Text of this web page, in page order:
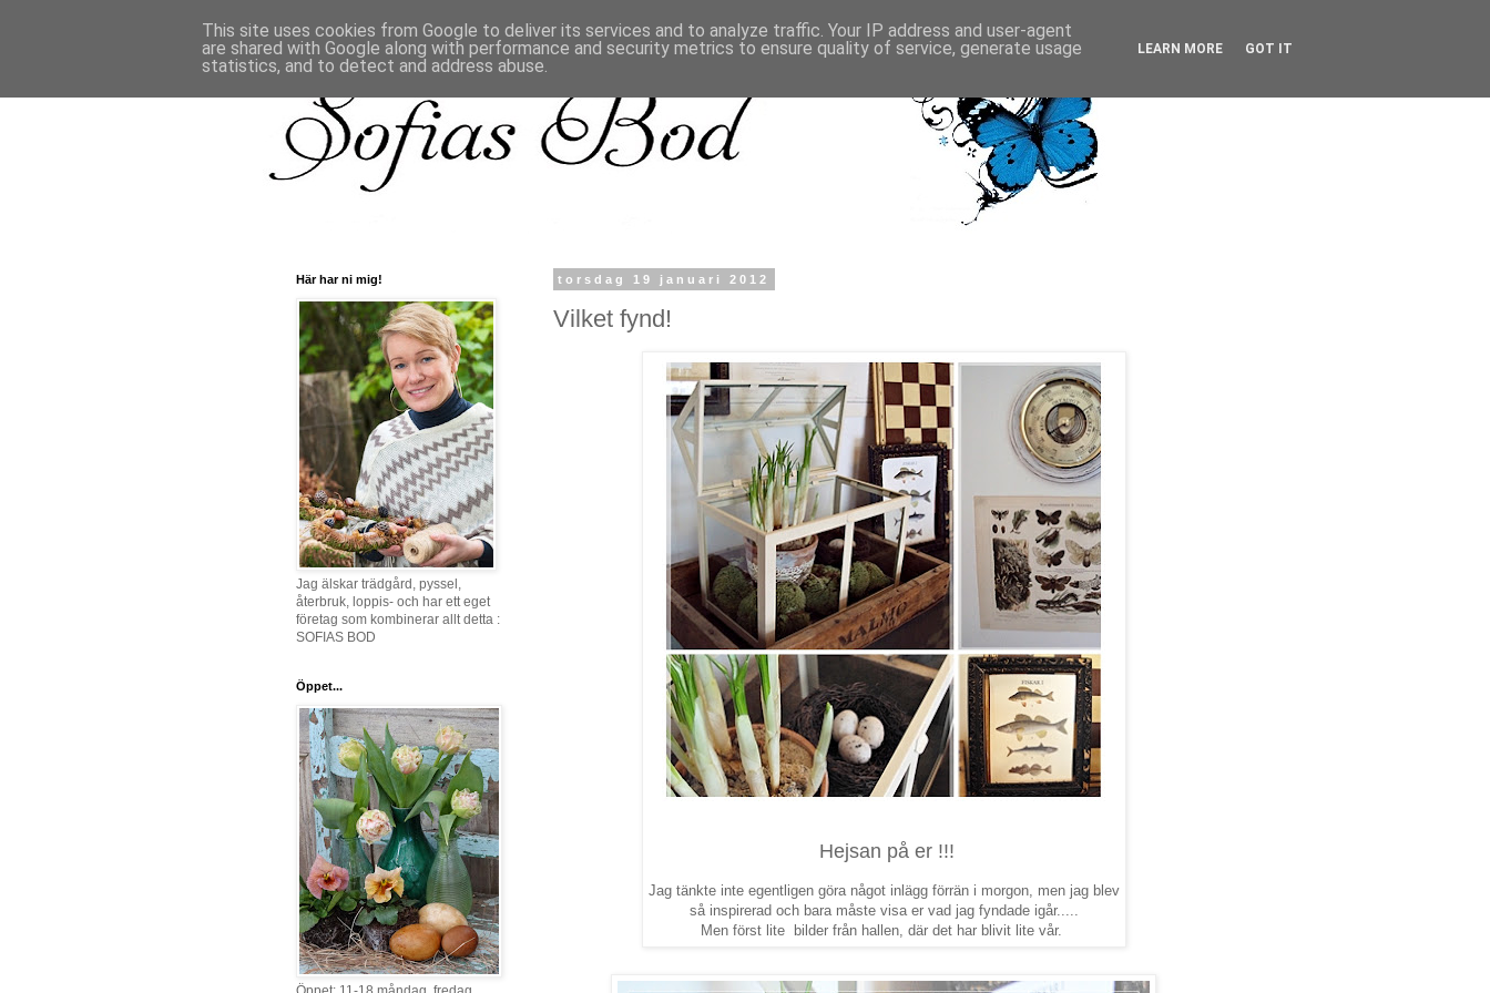
torsdag 19 januari 2012
Vilket fynd!
Hejsan på er !!!
Jag tänkte inte egentligen göra något inlägg förrän i morgon, men jag blev
så inspirerad och bara måste visa er vad jag fyndade igår.....
Men först lite bilder från hallen, där det har blivit lite vår.
Här har ni mig!
Jag älskar trädgård, pyssel,
återbruk, loppis- och har ett eget
företag som kombinerar allt detta :
SOFIAS BOD
Öppet...
This site uses cookies from Google to deliver its services and to analyze traffic. Your IP address and user-agent
are shared with Google along with performance and security metrics to ensure quality of service, generate usage
statistics, and to detect and address abuse.
LEARN MORE GOT IT